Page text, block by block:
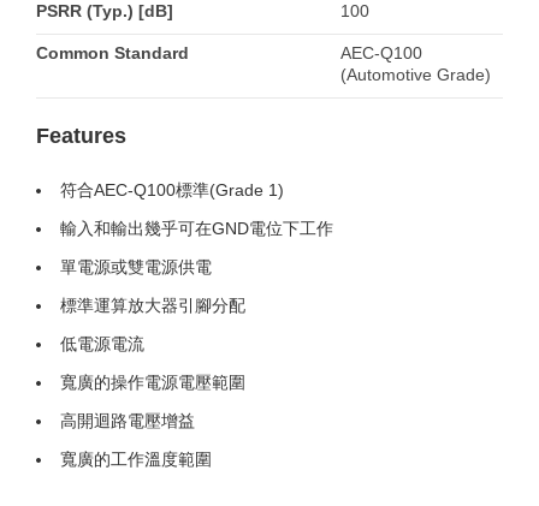
PSRR (Typ.) [dB] 100
Common Standard
AEC-Q100
(Automotive Grade)
Features
符合AEC-Q100標準(Grade 1)
輸入和輸出幾乎可在GND電位下工作
單電源或雙電源供電
標準運算放大器引腳分配
低電源電流
寬廣的操作電源電壓範圍
高開迴路電壓增益
寬廣的工作溫度範圍